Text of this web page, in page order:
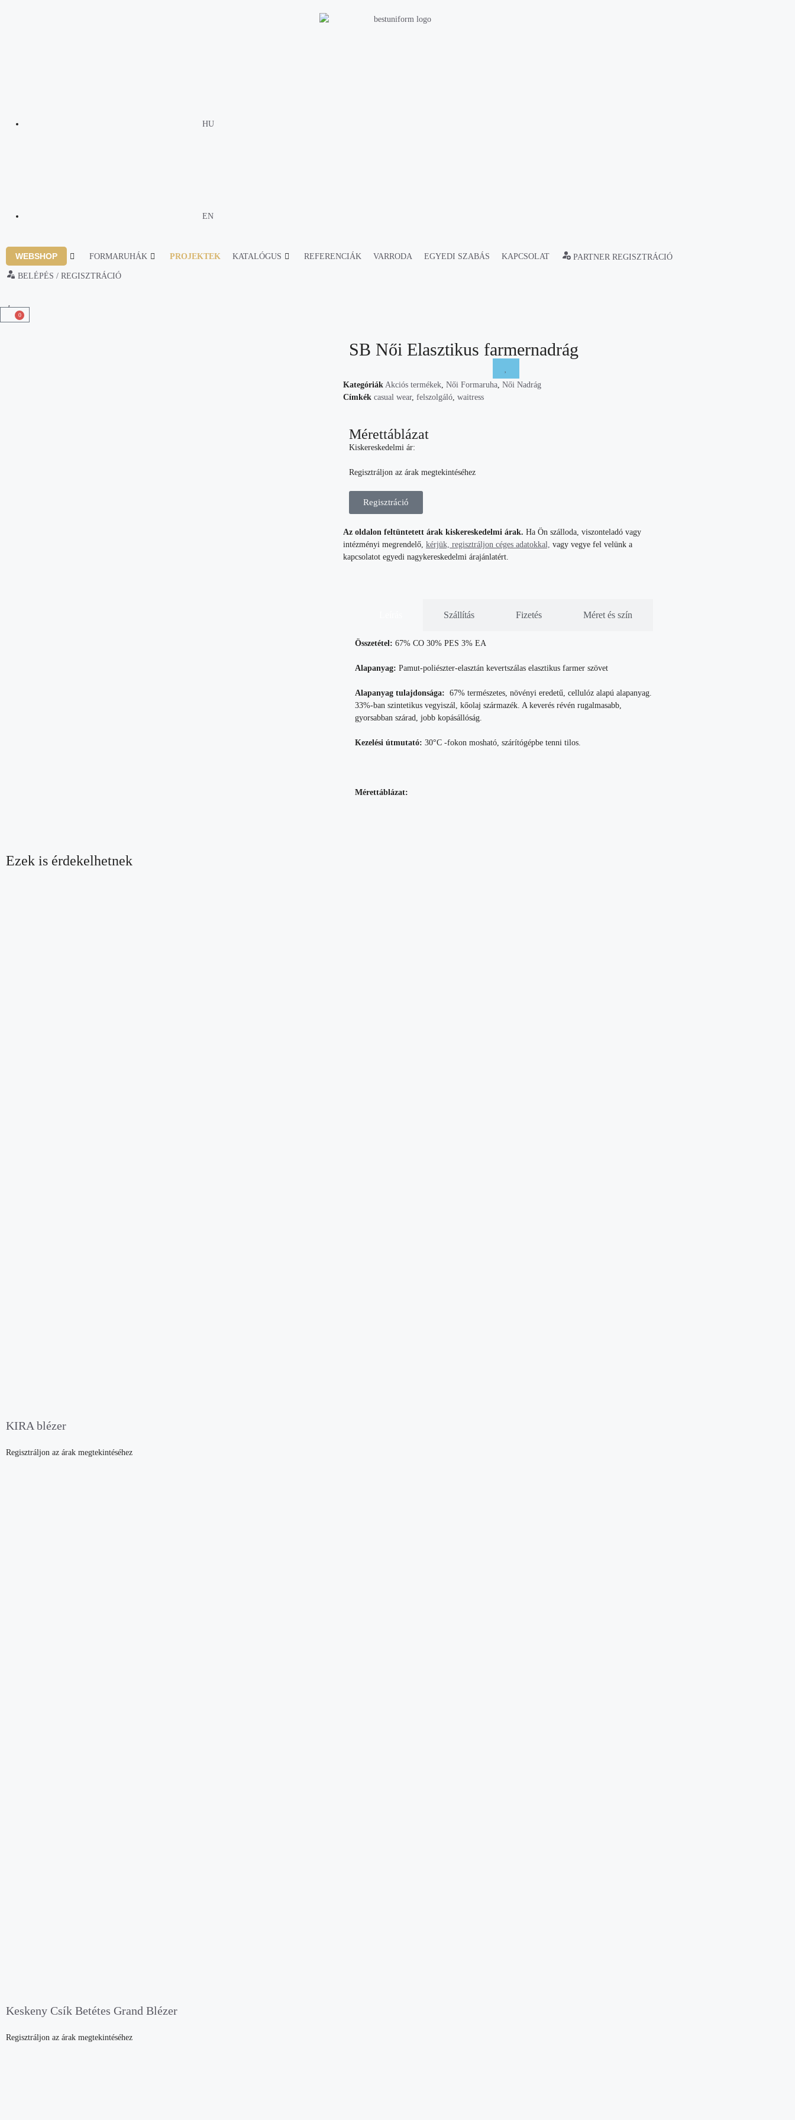
HU
EN
WEBSHOP FORMARUHÁK PROJEKTEK KATALÓGUS REFERENCIÁK VARRODA EGYEDI SZABÁS KAPCSOLAT PARTNER REGISZTRÁCIÓ
BELÉPÉS / REGISZTRÁCIÓ
0
SB Női Elasztikus farmernadrág
Kategóriák Akciós termékek, Női Formaruha, Női Nadrág
Címkék casual wear, felszolgáló, waitress
Mérettáblázat
Kiskereskedelmi ár:
Regisztráljon az árak megtekintéséhez
Regisztráció
Az oldalon feltüntetett árak kiskereskedelmi árak. Ha Ön szálloda, viszonteladó vagy
intézményi megrendelő, kérjük, regisztráljon céges adatokkal, vagy vegye fel velünk a
kapcsolatot egyedi nagykereskedelmi árajánlatért.
Szállítás Fizetés Méret és szín
Összetétel: 67% CO 30% PES 3% EA
Alapanyag: Pamut-poliészter-elasztán kevertszálas elasztikus farmer szövet
Alapanyag tulajdonsága: 67% természetes, növényi eredetű, cellulóz alapú alapanyag.
33%-ban szintetikus vegyiszál, kőolaj származék. A keverés révén rugalmasabb,
gyorsabban szárad, jobb kopásállóság.
Kezelési útmutató: 30°C -fokon mosható, szárítógépbe tenni tilos.
Mérettáblázat:
Ezek is érdekelhetnek
KIRA blézer
Regisztráljon az árak megtekintéséhez
Keskeny Csík Betétes Grand Blézer
Regisztráljon az árak megtekintéséhez